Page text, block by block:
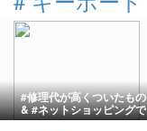
#修理代が高くついたもの
& #ネットショッピングで
失敗したこと…投稿ネタ